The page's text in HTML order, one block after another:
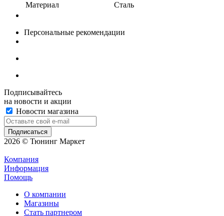
Материал
Сталь
Персональные рекомендации
Подписывайтесь
на новости и акции
Новости магазина
2026 © Тюнинг Маркет
Компания
Информация
Помощь
О компании
Магазины
Стать партнером